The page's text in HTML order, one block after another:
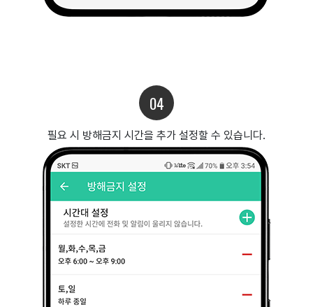
04
필요 시 방해금지 시간을 추가 설정할 수 있습니다.